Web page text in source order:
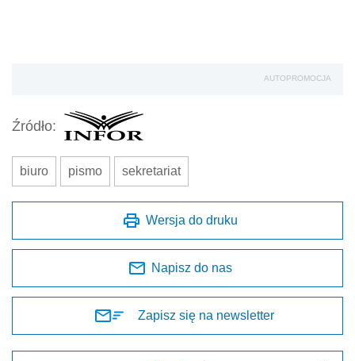
AUTOPROMOCJA
Źródło:
biuro pismo sekretariat
Wersja do druku
Napisz do nas
Zapisz się na newsletter